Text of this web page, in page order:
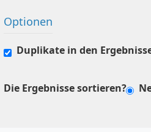
Optionen
Duplikate in den
Die Ergebnisse sortieren?